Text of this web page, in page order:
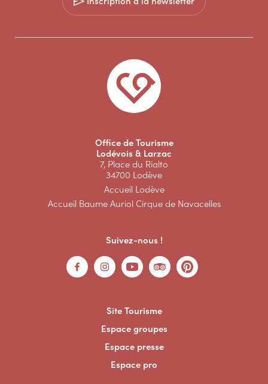
Office de Tourisme
Lodévois & Larzac
7, Place du Rialto
34700 Lodève
Accueil Lodève
Accueil Baume Auriol Cirque de Navacelles
Suivez-nous !
Site Tourisme
Espace groupes
Espace presse
Espace pro